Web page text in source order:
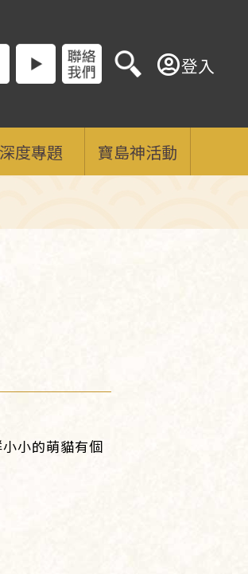
登入
深度專題 寶島神活動
小的萌貓有個